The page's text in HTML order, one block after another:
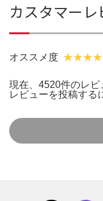
カスタマーレ
オススメ度
現在、4520件のレビ
レビューを投稿する